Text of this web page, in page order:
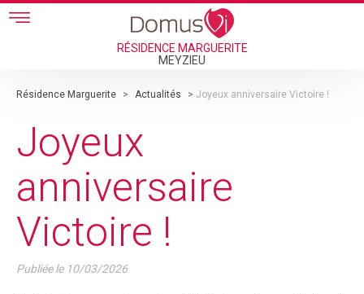
Skip to main content
RÉSIDENCE MARGUERITE
MEYZIEU
Résidence Marguerite > Actualités > Joyeux anniversaire Victoire !
Joyeux
anniversaire
Victoire !
Publiée le 10/03/2026